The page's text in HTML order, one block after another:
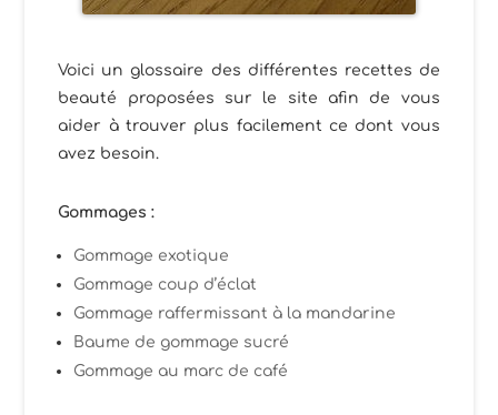
Voici un glossaire des différentes recettes de
beauté proposées sur le site afin de vous
aider à trouver plus facilement ce dont vous
avez besoin.
Gommages :
Gommage exotique
Gommage coup d’éclat
Gommage raffermissant à la mandarine
Baume de gommage sucré
Gommage au marc de café